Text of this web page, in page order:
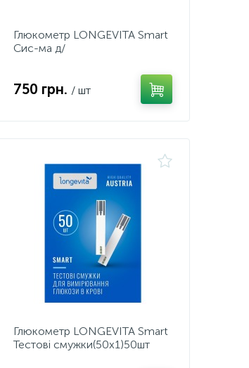
Глюкометр LONGEVITA Smart
Сис-ма д/
750 грн. / шт
Глюкометр LONGEVITA Smart
Тестові смужки(50х1)50шт